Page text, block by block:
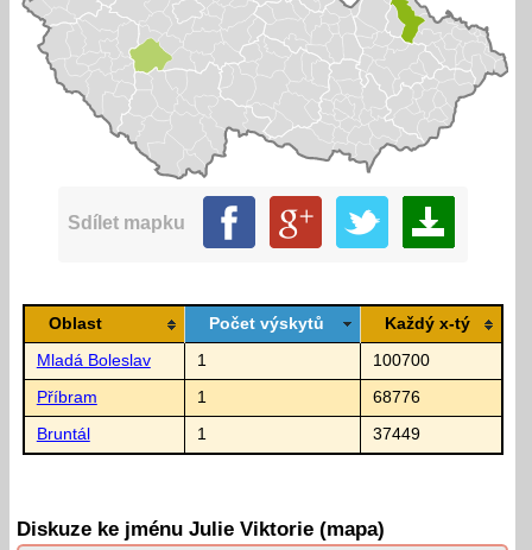
Sdílet mapku
Oblast Počet výskytů Každý x-tý
Mladá Boleslav 1 100700
Příbram 1 68776
Bruntál 1 37449
Diskuze ke jménu Julie Viktorie (mapa)